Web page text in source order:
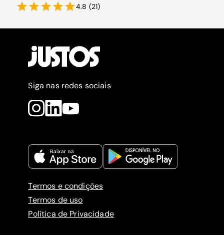
4.8 (21)
Siga nas redes sociais
Termos e condições
Termos de uso
Política de Privacidade